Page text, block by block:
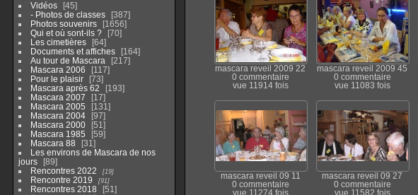
Vidéos
45
- Photos de classes
387
Photos souvenirs
1656
Qui et où sont-ils ?
70
Les cimetières
64
Documents et affiches
164
Au tour de Mascara
217
Mascara 2006
117
Pour le plaisir
73
Mascara après 62
193
Mascara 2007
17
Mascara 2005
131
Mascara 2004
97
Mascara 2000
51
Mascara 1985
59
Mascara 88
31
Les environs de Mascara de nos
jours
89
Rencontres 2022
19
Rencontre 2019 91
Rencontres 2018
51
mascara reveil 2009 22
0 commentaire
vue 11914 fois
mascara reveil 2009 45
0 commentaire
vue 11083 fois
mascara reveil 09 11
0 commentaire
vue 11274 fois
mascara reveil 09 27
0 commentaire
vue 11582 fois